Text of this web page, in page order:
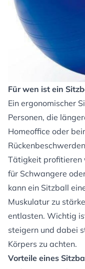
Für wen ist ein
Ein ergonomischer
Personen, die
Homeoffice oder
Tätigkeit profitieren
für Schwangere
kann ein Sitzball
Muskulatur zu
entlasten. Wichtig
steigern und dabei
Körpers zu achten.
Vorteile eines